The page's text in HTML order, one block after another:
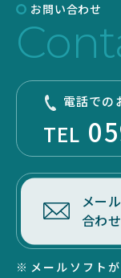
サイトマップ
リンク集
サイト利用
お問い合わせ
電話での
TEL
メー
合わ
メールソフト